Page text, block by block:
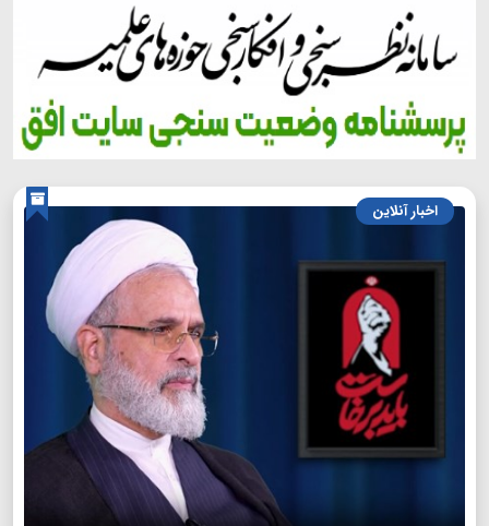
اخبار آنلاین